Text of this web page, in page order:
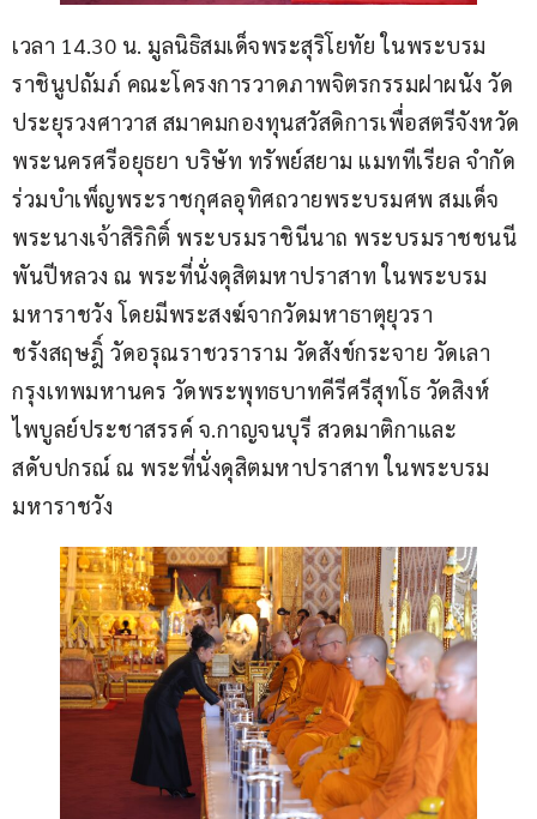
เวลา 14.30 น. มูลนิธิสมเด็จพระสุริโยทัย ในพระบรม
ราชินูปถัมภ์ คณะโครงการวาดภาพจิตรกรรมฝาผนัง วัด
ประยุรวงศาวาส สมาคมกองทุนสวัสดิการเพื่อสตรีจังหวัด
พระนครศรีอยุธยา บริษัท ทรัพย์สยาม แมททีเรียล จำกัด
ร่วมบำเพ็ญพระราชกุศลอุทิศถวายพระบรมศพ สมเด็จ
พระนางเจ้าสิริกิติ์ พระบรมราชินีนาถ พระบรมราชชนนี
พันปีหลวง ณ พระที่นั่งดุสิตมหาปราสาท ในพระบรม
มหาราชวัง โดยมีพระสงฆ์จากวัดมหาธาตุยุวรา
ชรังสฤษฎิ์ วัดอรุณราชวราราม วัดสังข์กระจาย วัดเลา
กรุงเทพมหานคร วัดพระพุทธบาทคีรีศรีสุทโธ วัดสิงห์
ไพบูลย์ประชาสรรค์ จ.กาญจนบุรี สวดมาติกาและ
สดับปกรณ์ ณ พระที่นั่งดุสิตมหาปราสาท ในพระบรม
มหาราชวัง